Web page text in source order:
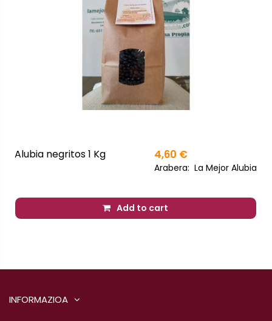
Alubia negritos 1 Kg 4,60 €
Arabera: La Mejor Alubia
Add to cart
INFORMAZIOA